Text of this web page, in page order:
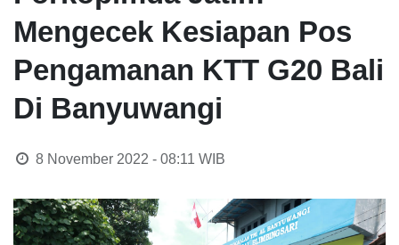
Mengecek Kesiapan Pos
Pengamanan KTT G20 Bali
Di Banyuwangi
8 November 2022 - 08:11 WIB